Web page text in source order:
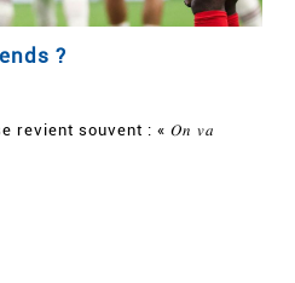
?
revient souvent : « 𝑂𝑛 𝑣𝑎